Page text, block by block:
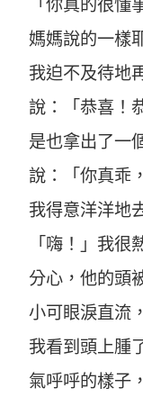
「你真的很懂
媽媽說的一樣
我迫不及待地
說：「恭喜！
是也拿出了一
說：「你真乖
我得意洋洋地
「嗨！」我很
分心，他的頭
小可眼淚直流
我看到頭上腫
氣呼呼的樣子